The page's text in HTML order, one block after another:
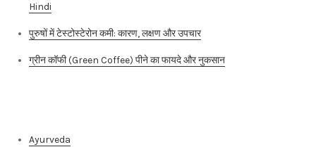
Hindi
पुरुषों में टेस्टोस्टेरोन कमी: कारण, लक्षण और उपचार
ग्रीन कॉफी (Green Coffee) पीने का फायदे और नुकसान
Ayurveda